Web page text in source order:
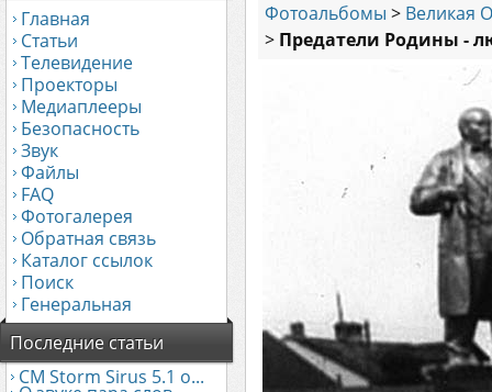
Главная
Статьи
Телевидение
Проекторы
Медиаплееры
Безопасность
Звук
Файлы
FAQ
Фотогалерея
Обратная связь
Каталог ссылок
Поиск
Генеральная
Последние статьи
CM Storm Sirus 5.1 о...
Фотоальбомы > Великая
> Предатели Родины -